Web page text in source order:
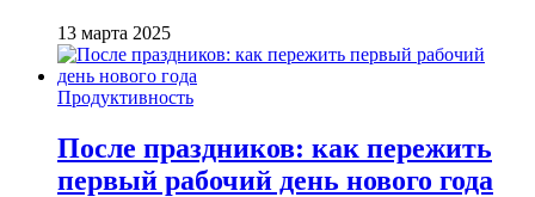
13 марта 2025
Продуктивность
После праздников: как пережить
первый рабочий день нового года